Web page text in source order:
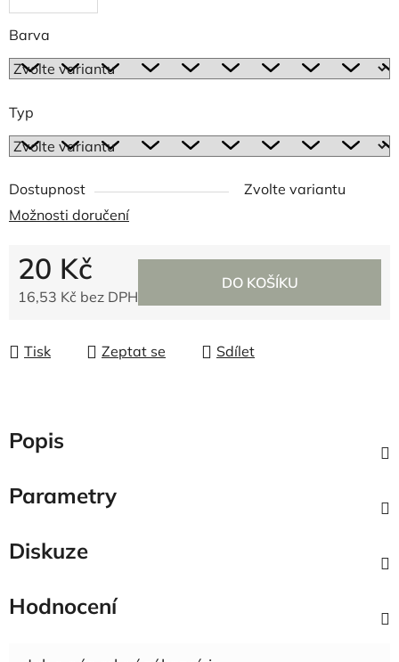
Barva
Typ
Dostupnost
Zvolte variantu
Možnosti doručení
20 Kč
16,53 Kč bez DPH
DO KOŠÍKU
Tisk Zeptat se Sdílet
Popis
Parametry
Diskuze
Hodnocení